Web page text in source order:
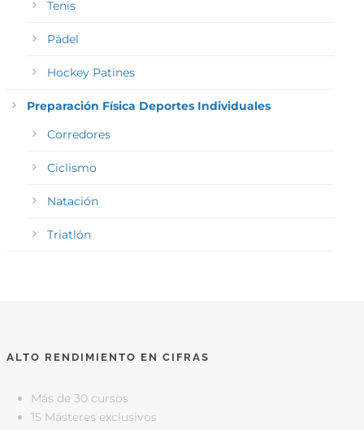
Tenis
Pádel
Hockey Patines
Preparación Física Deportes Individuales
Corredores
Ciclismo
Natación
Triatlón
ALTO RENDIMIENTO EN CIFRAS
Más de 30 cursos
15 Másteres exclusivos